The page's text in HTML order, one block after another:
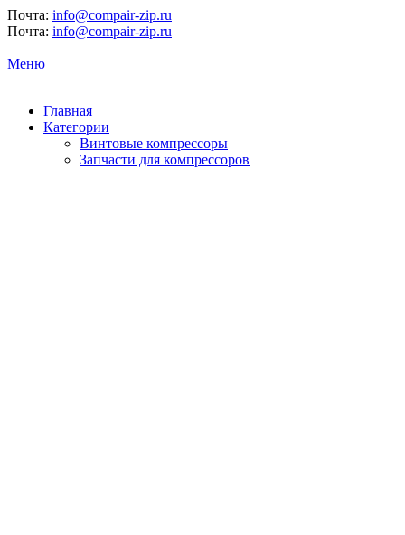
Почта: info@compair-zip.ru
Почта: info@compair-zip.ru
Меню
Главная
Категории
Винтовые компрессоры
Запчасти для компрессоров